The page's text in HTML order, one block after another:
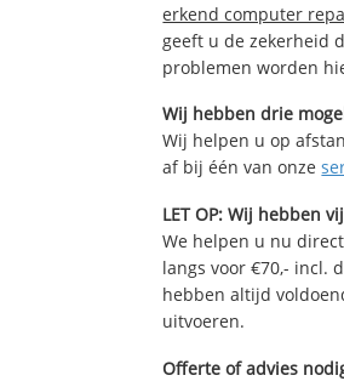
erkend computer
geeft u de zekerheid
problemen worden
Wij hebben drie
Wij helpen u op
af bij één van onze
LET OP: Wij hebben
We helpen u nu
langs voor €70,- incl.
hebben altijd
uitvoeren.
Offerte of advies